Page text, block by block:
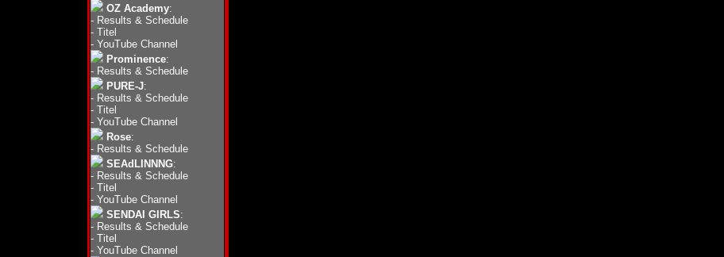
OZ Academy:
- Results & Schedule
- Titel
- YouTube Channel
Prominence:
- Results & Schedule
PURE-J:
- Results & Schedule
- Titel
- YouTube Channel
Rose:
- Results & Schedule
SEAdLINNNG:
- Results & Schedule
- Titel
- YouTube Channel
SENDAI GIRLS:
- Results & Schedule
- Titel
- YouTube Channel